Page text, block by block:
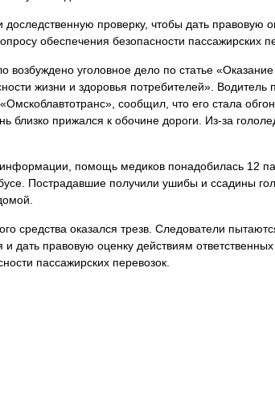
проверку, чтобы дать правовую
обеспечения безопасности пассажирских
возбуждено уголовное дело по статье
жизни и здоровья потребителей». Водитель
сообщил, что его стала
близко прижался к обочине дороги. Из-за
помощь медиков понадобилась 12
Пострадавшие получили ушибы и ссадины
средства оказался трезв. Следователи
и дать правовую оценку действиям
пассажирских перевозок.